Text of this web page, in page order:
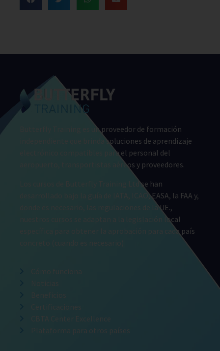
Butterfly Training es un proveedor de formación
independiente que brinda soluciones de aprendizaje
electrónico compatibles para el personal del
aeropuerto, transportistas aéreos y proveedores.
Los cursos de Butterfly Training Ltd se han
desarrollado bajo la guía de IATA, ICAO, EASA, la FAA y,
donde es necesario, las regulaciones de la UE.,
nuestros cursos se adaptan a la legislación local
específica para obtener la aprobación para cada país
CBTA Center Excellence
Plataforma para otros países